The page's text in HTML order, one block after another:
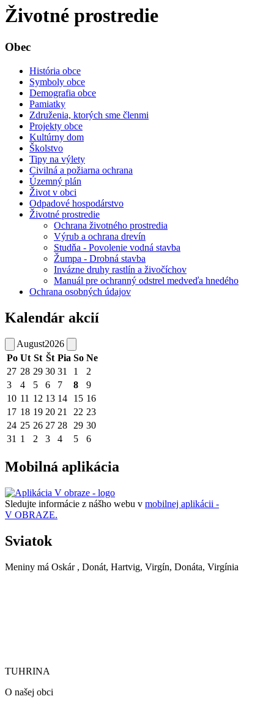
Životné prostredie
Obec
História obce
Symboly obce
Demografia obce
Pamiatky
Združenia, ktorých sme členmi
Projekty obce
Kultúrny dom
Školstvo
Tipy na výlety
Civilná a požiarna ochrana
Územný plán
Život v obci
Odpadové hospodárstvo
Životné prostredie
Ochrana životného prostredia
Výrub a ochrana drevín
Studňa - Povolenie vodná stavba
Žumpa - Drobná stavba
Invázne druhy rastlín a živočíchov
Manuál pre ochranný odstrel medveďa hnedého
Ochrana osobných údajov
Kalendár akcií
August2026
Po Ut St Št Pia So Ne
27 28 29 30 31 1
2
3
4 5 6 7 8
9
10 11 12 13 14 15 16
17 18 19 20 21 22 23
24 25 26 27 28 29 30
31 1 2 3 4 5 6
Mobilná aplikácia
Sledujte informácie z nášho webu v mobilnej aplikácii -
V OBRAZE.
Sviatok
Meniny má Oskár , Donát, Hartvig, Virgín, Donáta, Virgínia
TUHRINA
O našej obci